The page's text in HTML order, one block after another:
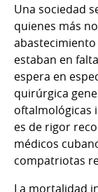
Una sociedad
quienes más
estaban en
espera en
quirúrgica
oftalmológicas
es de rigor
médicos
compatriotas
La mortalidad